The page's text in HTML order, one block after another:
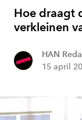
Hoe draagt
verkleinen
HAN
15 april